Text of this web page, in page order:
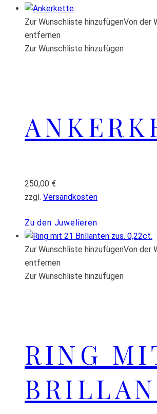
Zur Wunschliste hinzufügenVon der
entfernen
Zur Wunschliste hinzufügen
250,00 €
zzgl. Versandkosten
Zu den Juwelieren
Zur Wunschliste hinzufügenVon der
entfernen
Zur Wunschliste hinzufügen
RING